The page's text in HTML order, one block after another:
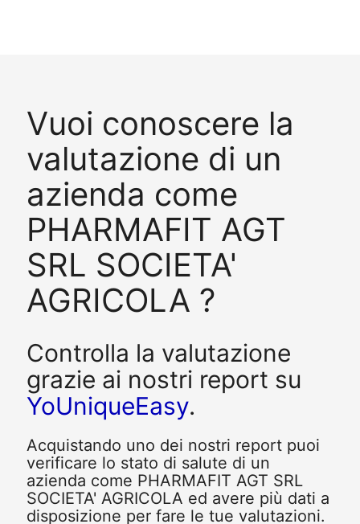
Vuoi conoscere la
valutazione di un
azienda come
PHARMAFIT AGT
SRL SOCIETA'
AGRICOLA ?
Controlla la valutazione
grazie ai nostri report su
YoUniqueEasy.
Acquistando uno dei nostri report puoi
verificare lo stato di salute di un
azienda come PHARMAFIT AGT SRL
SOCIETA' AGRICOLA ed avere più dati a
disposizione per fare le tue valutazioni.